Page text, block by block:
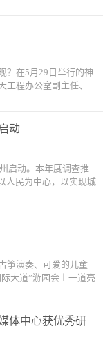
？在5月29日举行的神
程办公室副主任、
动
启动。本年度调查推
人民为中心，以实现城
筝演奏、可爱的儿童
大道”游园会上一道亮
体中心获优秀研